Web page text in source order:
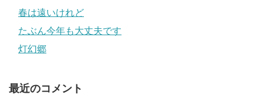
春は遠いけれど
たぶん今年も大丈夫です
灯幻郷
最近のコメント